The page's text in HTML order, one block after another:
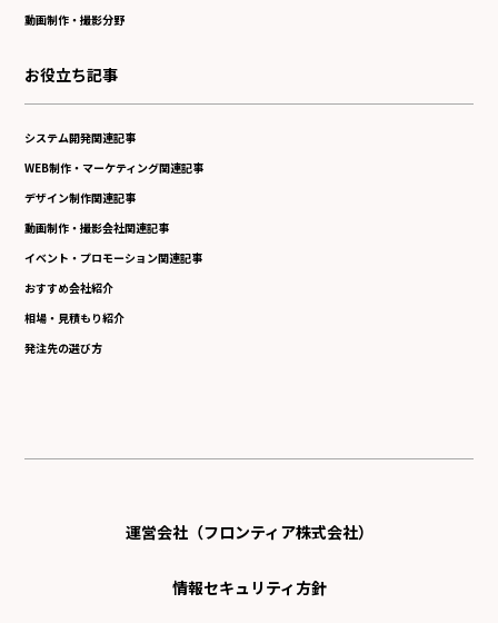
動画制作・撮影分野
お役立ち記事
システム開発関連記事
WEB制作・マーケティング関連記事
デザイン制作関連記事
動画制作・撮影会社関連記事
イベント・プロモーション関連記事
おすすめ会社紹介
相場・見積もり紹介
発注先の選び方
運営会社（フロンティア株式会社）
情報セキュリティ方針